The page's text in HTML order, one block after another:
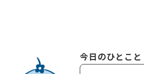
今日のひとこと